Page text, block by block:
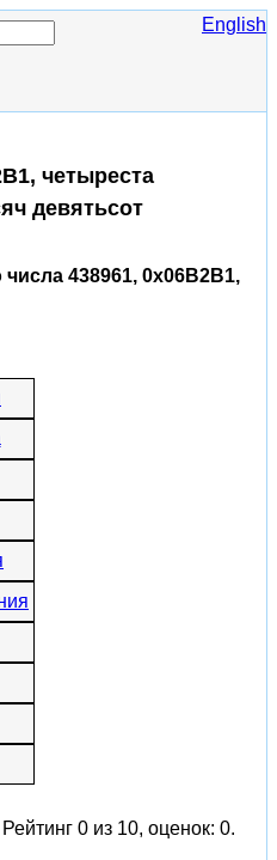
English
четыреста
девятьсот
438961, 0x06B2B1,
Рейтинг 0 из 10, оценок: 0.